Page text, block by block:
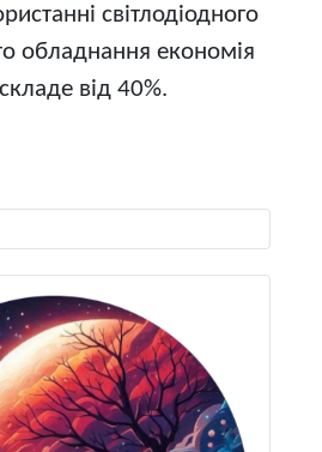
світлодіодного
обладнання економія
від 40%.
мову